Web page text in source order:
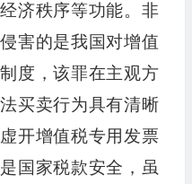
济秩序等功能。非
害的是我国对增值
度，该罪在主观方
买卖行为具有清晰
开增值税专用发票
国家税款安全，虽